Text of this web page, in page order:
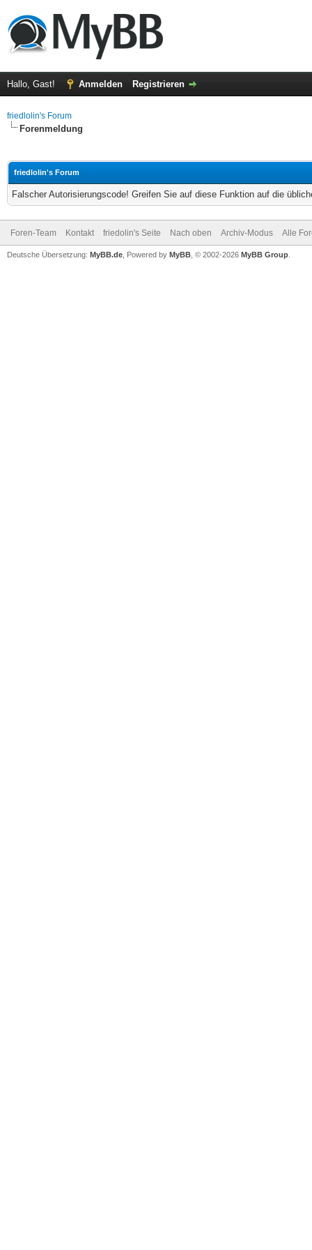
Hallo, Gast! Anmelden Registrieren
friedlolin's Forum
Forenmeldung
friedlolin's Forum
Falscher Autorisierungscode! Greifen Sie auf diese Funktion auf die
Foren-Team Kontakt friedolin's Seite Nach oben Archiv-Modus Alle
Deutsche Übersetzung: MyBB.de , Powered by MyBB , © 2002-2026 MyBB Group